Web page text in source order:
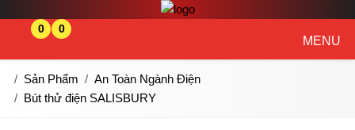
0 0
MENU
Sản Phẩm
An Toàn Ngành Điện
Bút thử điện SALISBURY